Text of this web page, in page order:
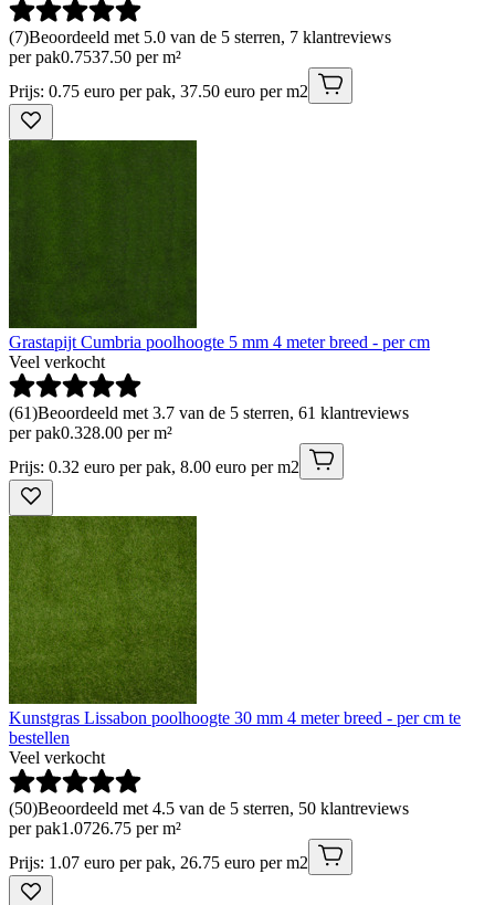
(7)Beoordeeld met 5.0 van de 5 sterren, 7 klantreviews
per pak0.7537.50 per m²
Prijs: 0.75 euro per pak, 37.50 euro per m2
Grastapijt Cumbria poolhoogte 5 mm 4 meter breed - per cm
Veel verkocht
(61)Beoordeeld met 3.7 van de 5 sterren, 61 klantreviews
per pak0.328.00 per m²
Prijs: 0.32 euro per pak, 8.00 euro per m2
Kunstgras Lissabon poolhoogte 30 mm 4 meter breed - per cm te
bestellen
Veel verkocht
(50)Beoordeeld met 4.5 van de 5 sterren, 50 klantreviews
per pak1 .0726.75 per m²
Prijs: 1.07 euro per pak, 26.75 euro per m2